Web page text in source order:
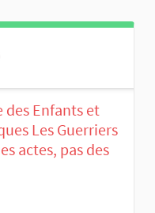
des Enfants et
Les Guerriers
actes, pas des